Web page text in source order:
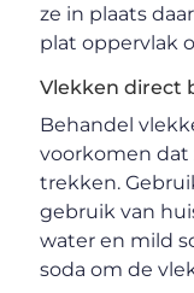
ze in plaats
plat oppervlak
Vlekken direct
Behandel
voorkomen
trekken.
gebruik van
water en mild
soda om de